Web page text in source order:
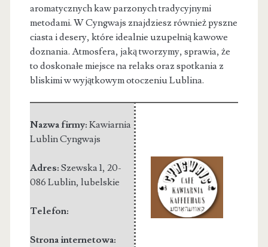
aromatycznych kaw parzonych tradycyjnymi
metodami. W Cyngwajs znajdziesz również pyszne
ciasta i desery, które idealnie uzupełnią kawowe
doznania. Atmosfera, jaką tworzymy, sprawia, że
to doskonałe miejsce na relaks oraz spotkania z
bliskimi w wyjątkowym otoczeniu Lublina.
Nazwa firmy: Kawiarnia
Lublin Cyngwajs
Adres: Szewska 1, 20-
086 Lublin, lubelskie
Telefon:
Strona internetowa: